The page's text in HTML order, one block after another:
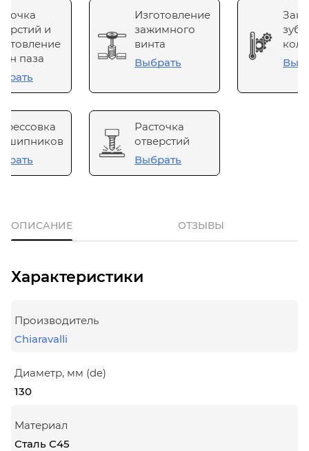
и
паза
Изготовление
зажимного
винта
Выбрать
Расточка
отверстий
Выбрать
ОПИСАНИЕ ОТЗЫВЫ
Характеристики
Производитель
Chiaravalli
Диаметр, мм (de)
130
Материал
Сталь С45